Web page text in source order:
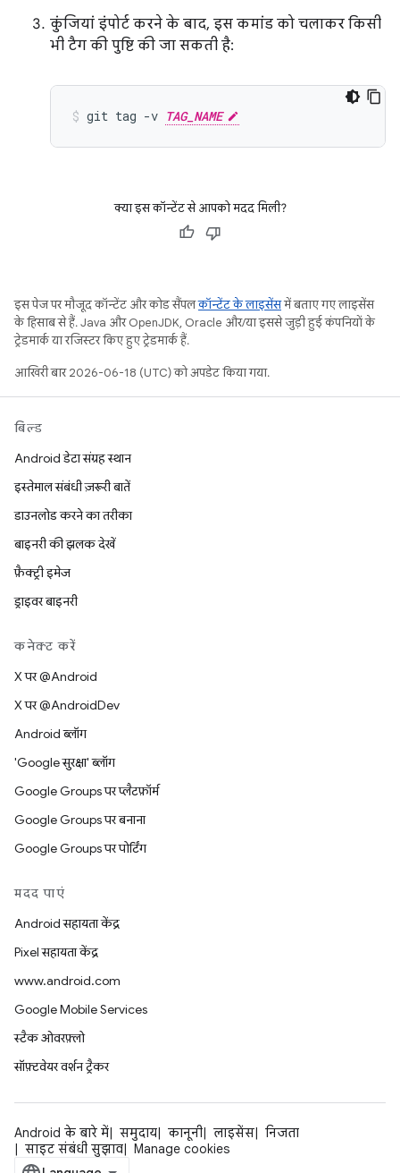
कुंजियां इंपोर्ट करने के बाद, इस कमांड को चलाकर किसी
भी टैग की पुष्टि की जा सकती है:
git tag -v TAG_NAME
क्या इस कॉन्टेंट से आपको मदद मिली?
इस पेज पर मौजूद कॉन्टेंट और कोड सैंपलकॉन्टेंट के लाइसेंसमें बताए गए लाइसेंस
के हिसाब से हैं. Java और OpenJDK, Oracle और/या इससे जुड़ी हुई कंपनियों के
ट्रेडमार्क या रजिस्टर किए हुए ट्रेडमार्क हैं.
आखिरी बार 2026-06-18 (UTC) को अपडेट किया गया.
बिल्ड
Android डेटा संग्रह स्थान
इस्तेमाल संबंधी ज़रूरी बातें
डाउनलोड करने का तरीका
बाइनरी की झलक देखें
फ़ैक्ट्री इमेज
ड्राइवर बाइनरी
कनेक्ट करें
X पर @Android
X पर @AndroidDev
Android ब्लॉग
'Google सुरक्षा' ब्लॉग
Google Groups पर प्लैटफ़ॉर्म
Google Groups पर बनाना
Google Groups पर पोर्टिंग
मदद पाएं
Android सहायता केंद्र
Pixel सहायता केंद्र
www.android.com
Google Mobile Services
स्टैक ओवरफ़्लो
सॉफ़्टवेयर वर्शन ट्रैकर
Android के बारे में समुदाय कानूनी लाइसेंस
निजता
साइट संबंधी सुझाव
Manage cookies